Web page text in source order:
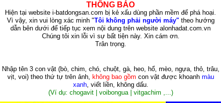
THÔNG BÁO
Hiện tại website i-batdongsan.com bị kẻ xấu dùng phần mềm để phá hoại.
Vì vậy, xin vui lòng xác minh "Tôi không phải người máy"theo hướng
dẫn bên dưới để tiếp tục xem nội dung trên website alonhadat.com.vn
Chúng tôi xin lỗi vì sự bất tiện này. Xin cám ơn.
Trân trọng.
Nhập tên 3 con vật (bò, chim, chó, chuột, gà, heo, hổ, mèo, ngựa, thỏ, trâu,
vịt, voi)theo thứ tự trên ảnh, không bao gồm con vật được khoanh màu
xanh, viết liền, không dấu.
(Ví dụ: chogavit | voibongua | vitgachim ,...)